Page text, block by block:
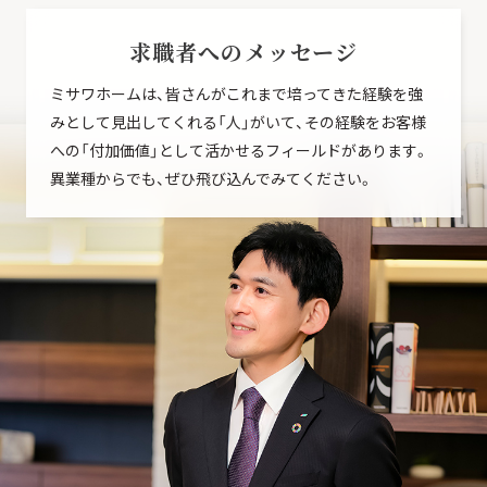
求職者へのメッセージ
ミサワホームは、皆さんがこれまで培ってきた経験を強
みとして見出してくれる「人」がいて、その経験をお客様
への「付加価値」として活かせるフィールドがあります。
異業種からでも、ぜひ飛び込んでみてください。